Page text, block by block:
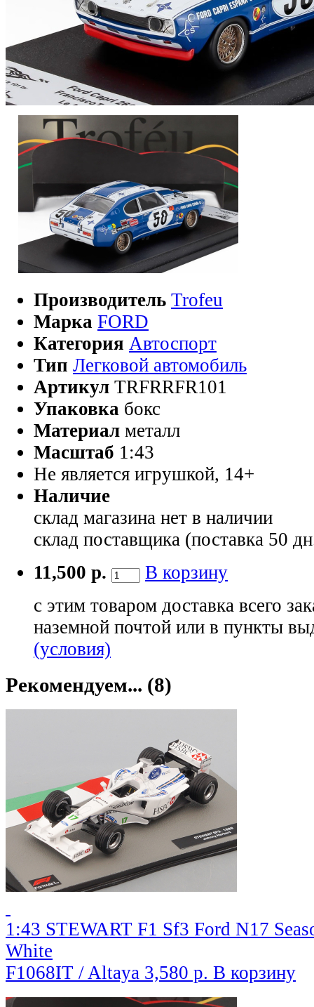
Производитель Trofeu
Марка FORD
Категория Автоспорт
Тип Легковой автомобиль
Артикул TRFRRFR101
Упаковка бокс
Материал металл
Масштаб 1:43
Не является игрушкой, 14+
Наличие
склад магазина нет в наличии
склад поставщика (поставка 50
11,500 р.
В корзину
с этим товаром доставка всего
наземной почтой или в пункты
(условия)
Рекомендуем... (8)
1:43 STEWART F1 Sf3 Ford N17
White
F1068IT / Altaya 3,580 р. В корзину